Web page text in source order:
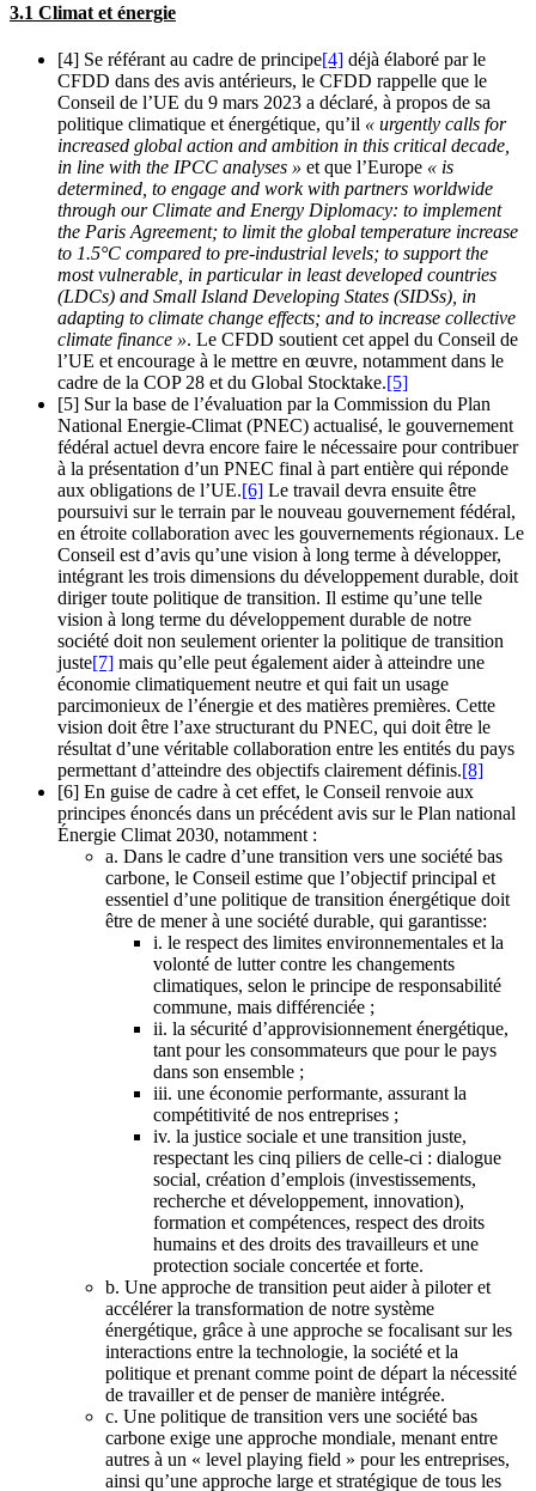
3.1 Climat et énergie
[4] Se référant au cadre de principe[4] déjà élaboré par le
CFDD dans des avis antérieurs, le CFDD rappelle que le
Conseil de l’UE du 9 mars 2023 a déclaré, à propos de sa
politique climatique et énergétique, qu’il « urgently calls for
increased global action and ambition in this critical decade,
in line with the IPCC analyses » et que l’Europe « is
determined, to engage and work with partners worldwide
through our Climate and Energy Diplomacy: to implement
the Paris Agreement; to limit the global temperature increase
to 1.5°C compared to pre-industrial levels; to support the
most vulnerable, in particular in least developed countries
(LDCs) and Small Island Developing States (SIDSs), in
adapting to climate change effects; and to increase collective
climate finance ». Le CFDD soutient cet appel du Conseil de
l’UE et encourage à le mettre en œuvre, notamment dans le
cadre de la COP 28 et du Global Stocktake.[5]
[5] Sur la base de l’évaluation par la Commission du Plan
National Energie-Climat (PNEC) actualisé, le gouvernement
fédéral actuel devra encore faire le nécessaire pour contribuer
à la présentation d’un PNEC final à part entière qui réponde
aux obligations de l’UE.[6] Le travail devra ensuite être
poursuivi sur le terrain par le nouveau gouvernement fédéral,
en étroite collaboration avec les gouvernements régionaux. Le
Conseil est d’avis qu’une vision à long terme à développer,
intégrant les trois dimensions du développement durable, doit
diriger toute politique de transition. Il estime qu’une telle
vision à long terme du développement durable de notre
société doit non seulement orienter la politique de transition
juste[7] mais qu’elle peut également aider à atteindre une
économie climatiquement neutre et qui fait un usage
parcimonieux de l’énergie et des matières premières. Cette
vision doit être l’axe structurant du PNEC, qui doit être le
résultat d’une véritable collaboration entre les entités du pays
permettant d’atteindre des objectifs clairement définis.[8]
[6] En guise de cadre à cet effet, le Conseil renvoie aux
principes énoncés dans un précédent avis sur le Plan national
Énergie Climat 2030, notamment :
a. Dans le cadre d’une transition vers une société bas
carbone, le Conseil estime que l’objectif principal et
essentiel d’une politique de transition énergétique doit
être de mener à une société durable, qui garantisse:
i. le respect des limites environnementales et la
volonté de lutter contre les changements
climatiques, selon le principe de responsabilité
commune, mais différenciée ;
ii. la sécurité d’approvisionnement énergétique,
tant pour les consommateurs que pour le pays
dans son ensemble ;
iii. une économie performante, assurant la
compétitivité de nos entreprises ;
iv. la justice sociale et une transition juste,
respectant les cinq piliers de celle-ci : dialogue
social, création d’emplois (investissements,
recherche et développement, innovation),
formation et compétences, respect des droits
humains et des droits des travailleurs et une
protection sociale concertée et forte.
b. Une approche de transition peut aider à piloter et
accélérer la transformation de notre système
énergétique, grâce à une approche se focalisant sur les
interactions entre la technologie, la société et la
politique et prenant comme point de départ la nécessité
de travailler et de penser de manière intégrée.
c. Une politique de transition vers une société bas
carbone exige une approche mondiale, menant entre
autres à un « level playing field » pour les entreprises,
ainsi qu’une approche large et stratégique de tous les